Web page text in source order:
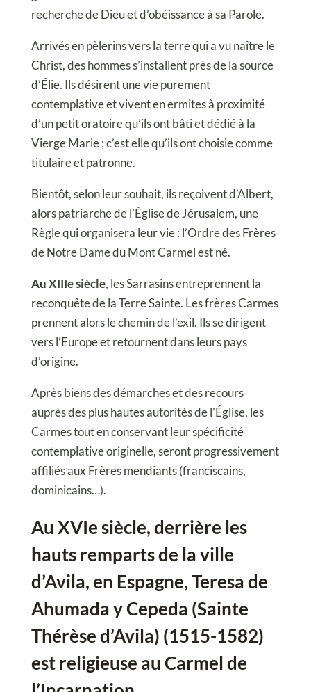
recherche de Dieu et d’obéissance à sa Parole.
Arrivés en pèlerins vers la terre qui a vu naître le
Christ, des hommes s’installent près de la source
d’Élie. Ils désirent une vie purement
contemplative et vivent en ermites à proximité
d’un petit oratoire qu’ils ont bâti et dédié à la
Vierge Marie ; c’est elle qu’ils ont choisie comme
titulaire et patronne.
Bientôt, selon leur souhait, ils reçoivent d’Albert,
alors patriarche de l’Église de Jérusalem, une
Règle qui organisera leur vie : l’Ordre des Frères
de Notre Dame du Mont Carmel est né.
Au XIIIe siècle, les Sarrasins entreprennent la
reconquête de la Terre Sainte. Les frères Carmes
prennent alors le chemin de l’exil. Ils se dirigent
vers l’Europe et retournent dans leurs pays
d’origine.
Après biens des démarches et des recours
auprès des plus hautes autorités de l’Église, les
Carmes tout en conservant leur spécificité
contemplative originelle, seront progressivement
affiliés aux Frères mendiants (franciscains,
dominicains…).
Au XVIe siècle, derrière les
hauts remparts de la ville
d’Avila, en Espagne, Teresa de
Ahumada y Cepeda (Sainte
Thérèse d’Avila) (1515-1582)
est religieuse au Carmel de